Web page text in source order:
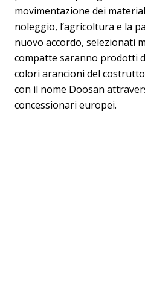
movimentazione dei
noleggio, l’agricoltura e la
nuovo accordo, selezionati
compatte saranno prodotti
colori arancioni del
con il nome Doosan
concessionari europei.